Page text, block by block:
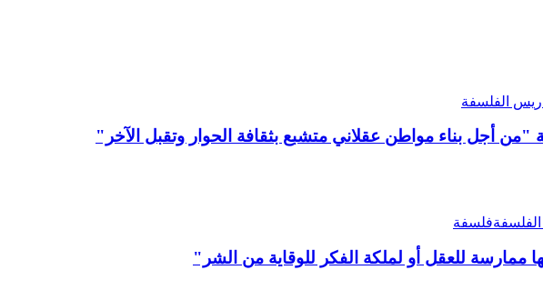
الفلسفة
"من أجل بناء مواطن عقلاني متشبع بثقافة الحوار وتقبل الآخر"
فلسفة
ممارسة للعقل أو لملكة الفكر للوقاية من الشر"